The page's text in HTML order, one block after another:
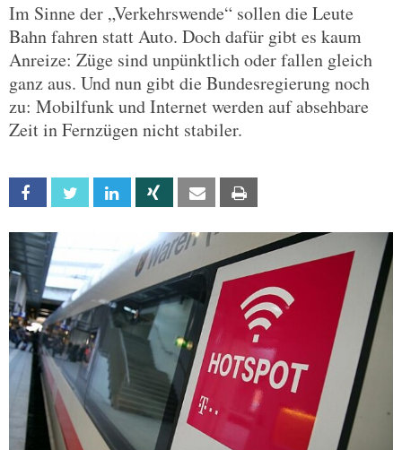
Im Sinne der „Verkehrswende“ sollen die Leute
Bahn fahren statt Auto. Doch dafür gibt es kaum
Anreize: Züge sind unpünktlich oder fallen gleich
ganz aus. Und nun gibt die Bundesregierung noch
zu: Mobilfunk und Internet werden auf absehbare
Zeit in Fernzügen nicht stabiler.
Facebook Twitter Linkedin Xing Email